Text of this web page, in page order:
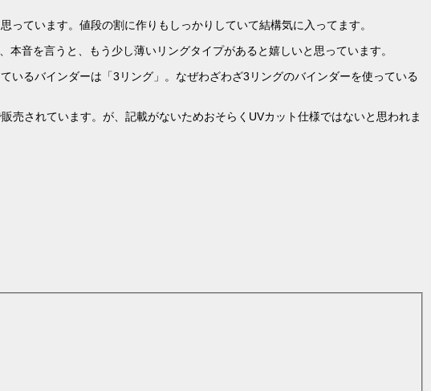
ています。値段の割に作りもしっかりしていて結構気に入ってます。
音を言うと、もう少し薄いリングタイプがあると嬉しいと思っています。
いるバインダーは「3リング」。なぜわざわざ3リングのバインダーを使っている
されています。が、記載がないためおそらくUVカット仕様ではないと思われま